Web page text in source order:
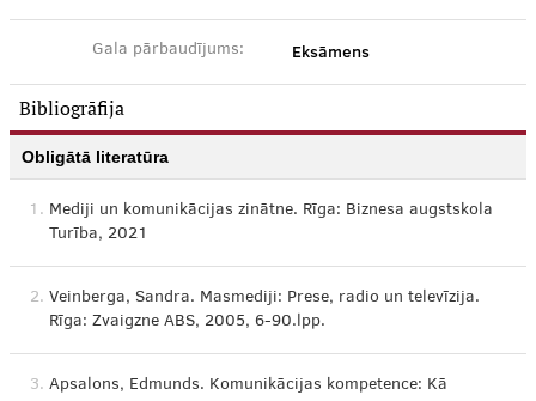
Gala pārbaudījums: Eksāmens
Bibliogrāfija
Obligātā literatūra
1. Mediji un komunikācijas zinātne. Rīga: Biznesa augstskola
Turība, 2021
2. Veinberga, Sandra. Masmediji: Prese, radio un televīzija.
Rīga: Zvaigzne ABS, 2005, 6-90.lpp.
3. Apsalons, Edmunds. Komunikācijas kompetence: Kā